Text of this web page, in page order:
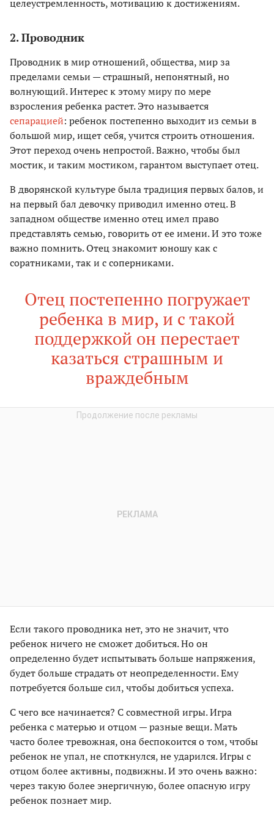
целеустремленность, мотивацию к достижениям.
2. Проводник
Проводник в мир отношений, общества, мир за
пределами семьи — страшный, непонятный, но
волнующий. Интерес к этому миру по мере
взросления ребенка растет. Это называется
сепарацией: ребенок постепенно выходит из семьи в
большой мир, ищет себя, учится строить отношения.
Этот переход очень непростой. Важно, чтобы был
мостик, и таким мостиком, гарантом выступает отец.
В дворянской культуре была традиция первых балов, и
на первый бал девочку приводил именно отец. В
западном обществе именно отец имел право
представлять семью, говорить от ее имени. И это тоже
важно помнить. Отец знакомит юношу как с
соратниками, так и с соперниками.
Отец постепенно погружает
ребенка в мир, и с такой
поддержкой он перестает
казаться страшным и
враждебным
Если такого проводника нет, это не значит, что
ребенок ничего не сможет добиться. Но он
определенно будет испытывать больше напряжения,
будет больше страдать от неопределенности. Ему
потребуется больше сил, чтобы добиться успеха.
С чего все начинается? С совместной игры. Игра
ребенка с матерью и отцом — разные вещи. Мать
часто более тревожная, она беспокоится о том, чтобы
ребенок не упал, не споткнулся, не ударился. Игры с
отцом более активны, подвижны. И это очень важно:
через такую более энергичную, более опасную игру
ребенок познает мир.